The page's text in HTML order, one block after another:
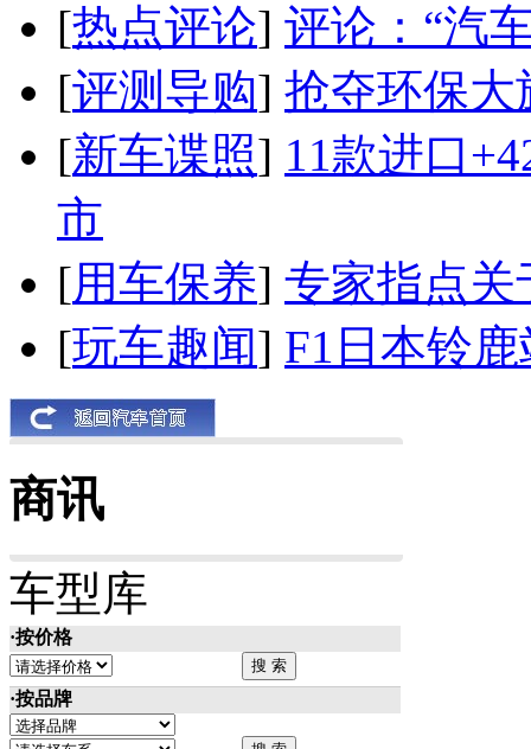
[热点评论] 评论：“汽
[评测导购] 抢夺环保大
[新车谍照] 11款进口
市
[用车保养] 专家指点关
[玩车趣闻] F1日本铃
商讯
车型库
·按价格
·按品牌